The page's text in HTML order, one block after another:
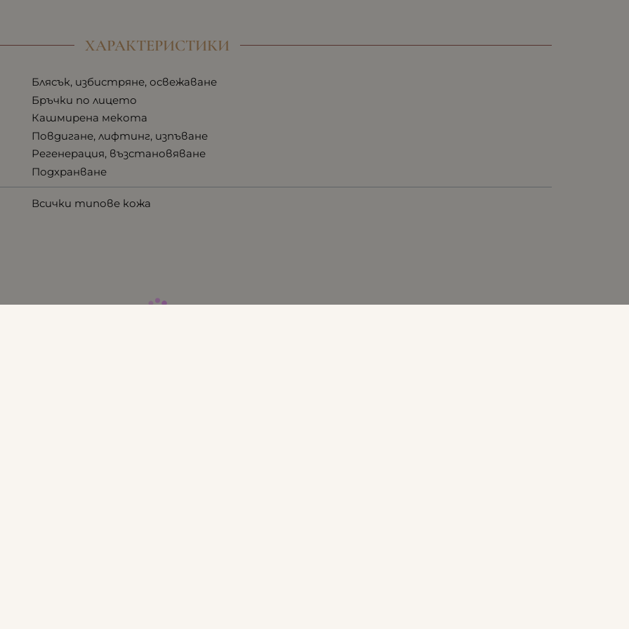
ХАРАКТЕРИСТИКИ
Блясък, избистряне, освежаване
Бръчки по лицето
Кашмирена мекота
Повдигане, лифтинг, изпъване
Регенерация, възстановяване
Подхранване
Всички типове кожа